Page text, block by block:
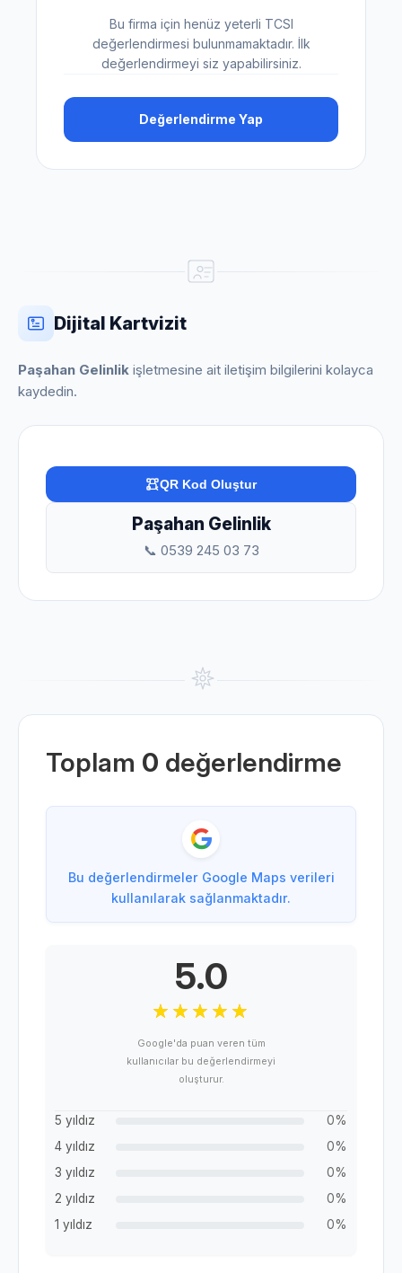
Bu firma için henüz yeterli TCSI
değerlendirmesi bulunmamaktadır. İlk
değerlendirmeyi siz yapabilirsiniz.
Değerlendirme Yap
Dijital Kartvizit
Paşahan Gelinlik işletmesine ait iletişim bilgilerini kolayca
kaydedin.
QR Kod Oluştur
Paşahan Gelinlik
📞 0539 245 03 73
Toplam 0 değerlendirme
Bu değerlendirmeler Google Maps verileri
kullanılarak sağlanmaktadır.
5.0
Google'da puan veren tüm
kullanıcılar bu değerlendirmeyi
oluşturur.
5 yıldız
0%
4 yıldız
0%
3 yıldız
0%
2 yıldız
0%
1 yıldız
0%